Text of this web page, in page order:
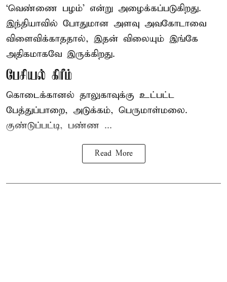
‘வெண்ணை பழம்’ என்று அழைக்கப்படுகிறது.
இந்தியாவில் போதுமான அளவு அவகோடாவை
விளைவிக்காததால், இதன் விலையும் இங்கே
அதிகமாகவே இருக்கிறது.
பேசியல் கிரீம்
கொடைக்கானல் தாலுகாவுக்கு உட்பட்ட
பேத்துப்பாறை, அடுக்கம், பெருமாள்மலை.
குண்டுப்பட்டி, பண்ண ...
Read More